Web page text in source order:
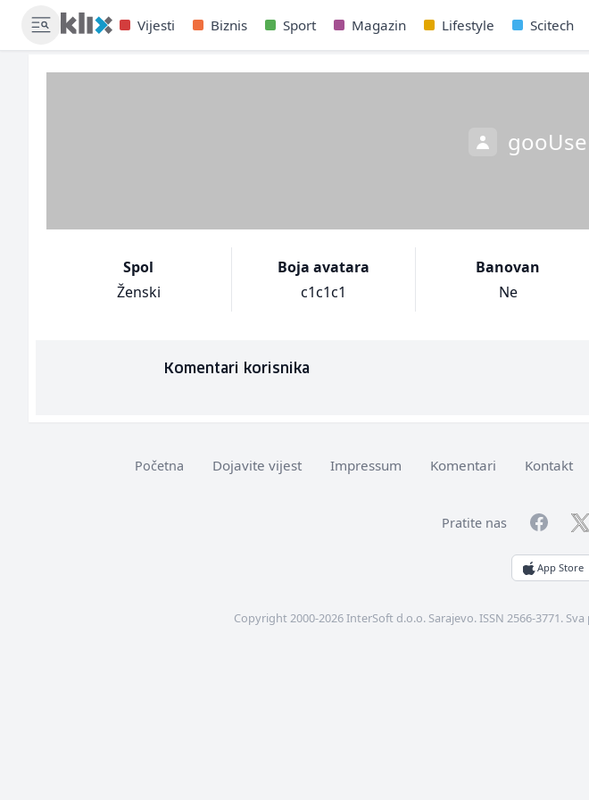
Vijesti Biznis Sport Magazin Lifestyle Scitech
Spol
Ženski
Boja avatara
c1c1c1
Banovan
Ne
Komentari korisnika
Početna Dojavite vijest Impressum Komentari Kontakt
Pratite nas Facebook
App Store
Copyright 2000-2026 InterSoft d.o.o. Sarajevo. ISSN 2566-3771.